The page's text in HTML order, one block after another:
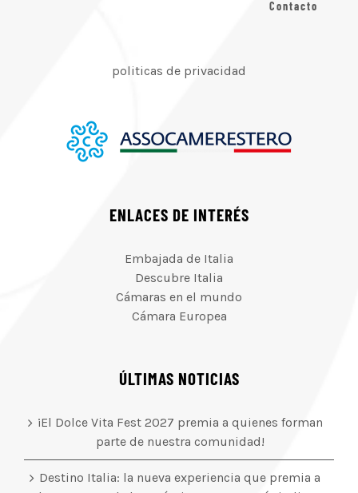
Contacto
politicas de privacidad
ENLACES DE INTERÉS
Embajada de Italia
Descubre Italia
Cámaras en el mundo
Cámara Europea
ÚLTIMAS NOTICIAS
¡El Dolce Vita Fest 2027 premia a quienes forman
parte de nuestra comunidad!
Destino Italia: la nueva experiencia que premia a